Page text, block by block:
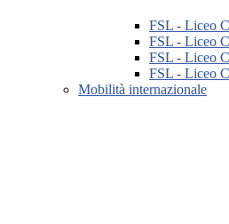
FSL - Liceo
FSL - Liceo
FSL - Liceo
FSL - Liceo
Mobilità internazionale